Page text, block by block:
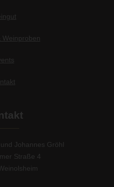
Weinproben
Johannes Gröhl
Straße 4